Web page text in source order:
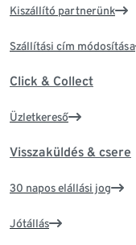
Kiszállító partnerünk
Szállítási cím módosítása
Click & Collect
Üzletkereső
Visszaküldés & csere
30 napos elállási jog
Jótállás